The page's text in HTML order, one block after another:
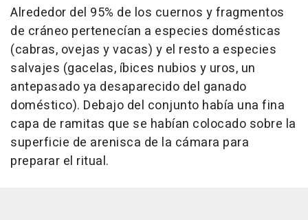
Alrededor del 95% de los cuernos y fragmentos
de cráneo pertenecían a especies domésticas
(cabras, ovejas y vacas) y el resto a especies
salvajes (gacelas, íbices nubios y uros, un
antepasado ya desaparecido del ganado
doméstico). Debajo del conjunto había una fina
capa de ramitas que se habían colocado sobre la
superficie de arenisca de la cámara para
preparar el ritual.